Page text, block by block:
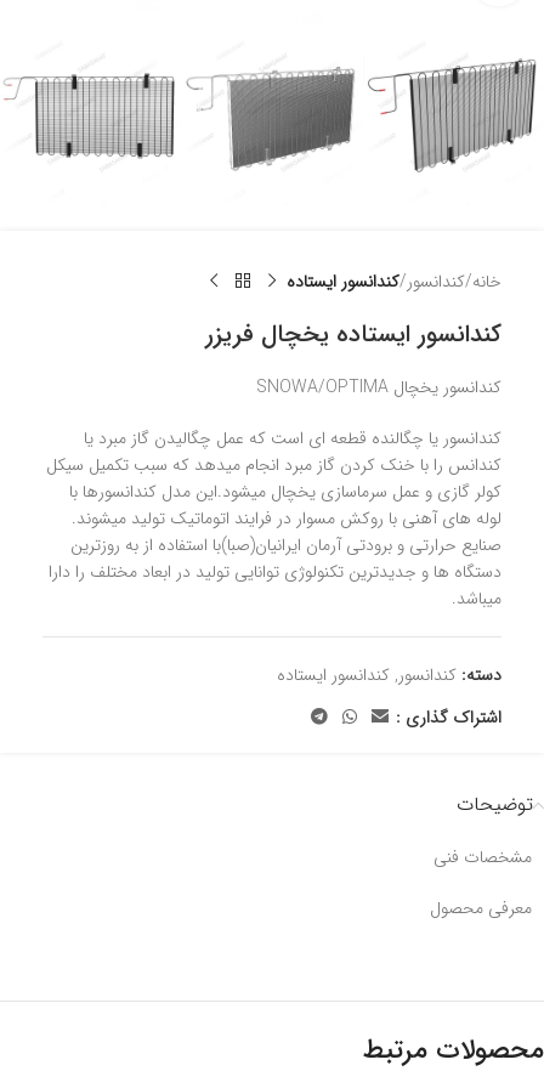
خانه کندانسور کندانسور ایستاده
کندانسور ایستاده یخچال فریزر
کندانسور یخچال SNOWA/OPTIMA
کندانسور یا چگالنده قطعه ای است که عمل چگالیدن گاز مبرد یا
کندانس را با خنک کردن گاز مبرد انجام میدهد که سبب تکمیل سیکل
کولر گازی و عمل سرماسازی یخچال میشود.این مدل کندانسورها با
لوله های آهنی با روکش مسوار در فرایند اتوماتیک تولید میشوند.
صنایع حرارتی و برودتی آرمان ایرانیان(صبا)با استفاده از به روزترین
دستگاه ها و جدیدترین تکنولوژی توانایی تولید در ابعاد مختلف را دارا
میباشد.
دسته: کندانسور, کندانسور ایستاده
اشتراک گذاری :
توضیحات
مشخصات فنی
معرفی محصول
محصولات مرتبط